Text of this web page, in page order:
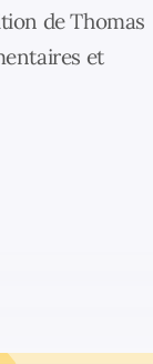
de Thomas
et